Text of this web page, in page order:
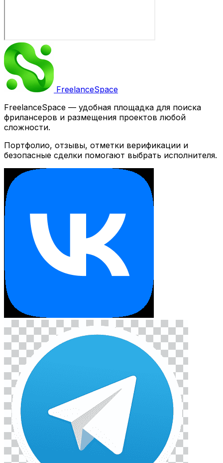
FreelanceSpace
FreelanceSpace — удобная площадка для поиска
фрилансеров и размещения проектов любой
сложности.
Портфолио, отзывы, отметки верификации и
безопасные сделки помогают выбрать исполнителя.